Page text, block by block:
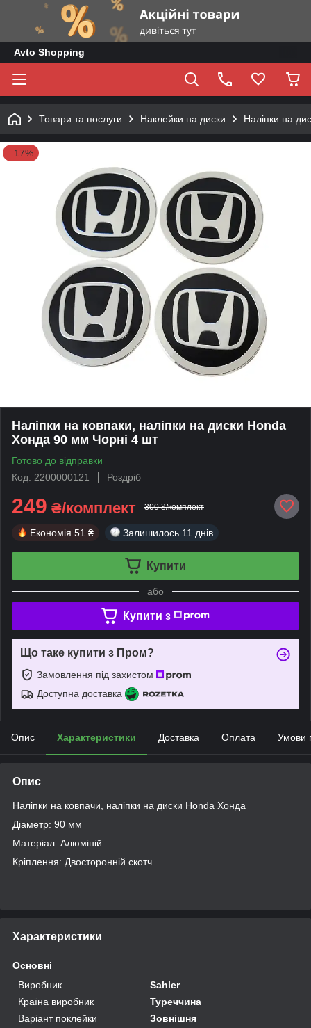
Avto Shopping
Товари та послуги Наклейки на диски Наліпки на
–17%
Наліпки на ковпаки, наліпки на диски Honda
Хонда 90 мм Чорні 4 шт
Готово до відправки
Код: 2200000121
Роздріб
249 ₴/комплект 300 ₴/комплект
Економія 51 ₴ Залишилось 11 днів
Купити
або
Купити з
Що таке купити з Пром?
Замовлення під захистом
Доступна доставка
Опис Характеристики Доставка Оплата Умови
Опис
Наліпки на ковпачи, наліпки на диски Honda Хонда
Діаметр: 90 мм
Матеріал: Алюміній
Кріплення: Двосторонній скотч
Характеристики
Основні
Виробник
Sahler
Країна виробник
Туреччина
Варіант поклейки
Зовнішня